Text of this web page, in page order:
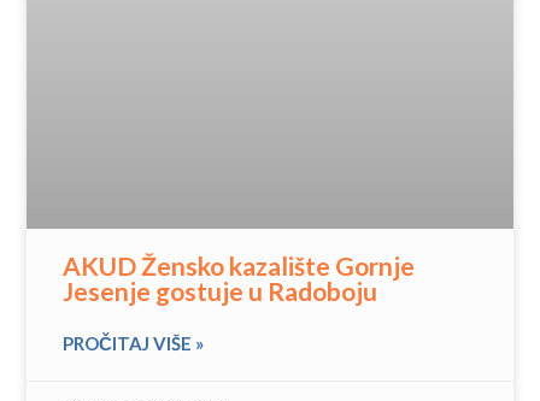
AKUD Žensko kazalište Gornje
Jesenje gostuje u Radoboju
PROČITAJ VIŠE »